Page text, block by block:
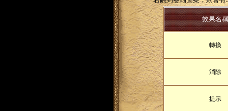
效果名稱
轉換
消除
提示